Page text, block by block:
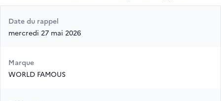
Date du rappel
mercredi 27 mai 2026
Marque
WORLD FAMOUS